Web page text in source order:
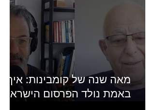
מאה שנה של קומבינות: איך
באמת נולד הפרסום